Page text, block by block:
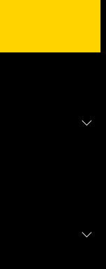
ปี
วและข้อ
อวิธีผสม
ด้ราบกาว